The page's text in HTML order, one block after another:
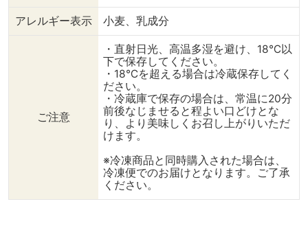
アレルギー表示 小麦、乳成分
ご注意
・直射日光、高温多湿を避け、18℃以
下で保存してください。
・18℃を超える場合は冷蔵保存してく
ださい。
・冷蔵庫で保存の場合は、常温に20分
前後なじませると程よい口どけとな
り、より美味しくお召し上がりいただ
けます。
※冷凍商品と同時購入された場合は、
冷凍便でのお届けとなります。ご了承
ください。